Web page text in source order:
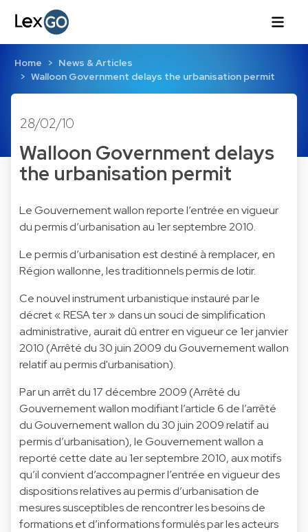
Home
News & Articles
Walloon Government delays the urbanisation permit
28/02/10
Walloon Government delays
the urbanisation permit
Le Gouvernement wallon reporte l’entrée en vigueur
du permis d’urbanisation au 1er septembre 2010.
Le permis d’urbanisation est destiné à remplacer, en
Région wallonne, les traditionnels permis de lotir.
Ce nouvel instrument urbanistique instauré par le
décret « RESA ter » dans un souci de simplification
administrative, aurait dû entrer en vigueur ce 1er janvier
2010 (Arrêté du 30 juin 2009 du Gouvernement wallon
relatif au permis d'urbanisation).
Par un arrêt du 17 décembre 2009 (Arrêté du
Gouvernement wallon modifiant l’article 6 de l’arrêté
du Gouvernement wallon du30 juin 2009relatif au
permis d’urbanisation), le Gouvernement wallon a
reporté cette date au 1er septembre 2010, aux motifs
qu’il convient d’accompagner l’entrée en vigueur des
dispositions relatives au permis d’urbanisation de
mesures susceptibles de rencontrer les besoins de
formations et d’informations formulés par les acteurs